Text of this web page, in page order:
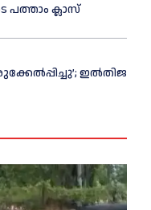
ക്ലാസ്
ഇല്‍തിജ